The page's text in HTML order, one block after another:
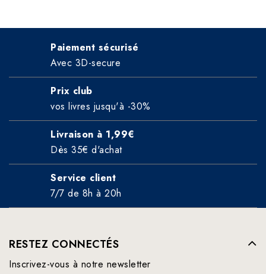
Paiement sécurisé
Avec 3D-secure
Prix club
vos livres jusqu'à -30%
Livraison à 1,99€
Dès 35€ d'achat
Service client
7/7 de 8h à 20h
RESTEZ CONNECTÉS
Inscrivez-vous à notre newsletter